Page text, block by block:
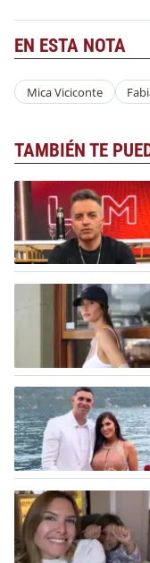
EN ESTA NOTA
Mica Viciconte
TAMBIÉN TE